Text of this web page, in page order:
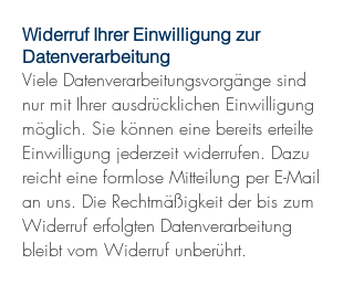
Widerruf Ihrer Einwilligung zur
Datenverarbeitung
Viele Datenverarbeitungsvorgänge sind
nur mit Ihrer ausdrücklichen Einwilligung
möglich. Sie können eine bereits erteilte
Einwilligung jederzeit widerrufen. Dazu
reicht eine formlose Mitteilung per E-Mail
an uns. Die Rechtmäßigkeit der bis zum
Widerruf erfolgten Datenverarbeitung
bleibt vom Widerruf unberührt.